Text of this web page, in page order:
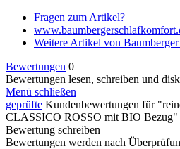
Fragen zum Artikel?
Weitere Artikel von
Bewertungen 0
Bewertungen lesen, schreiben und
Menü schließen
geprüfte Kundenbewertungen für
CLASSICO ROSSO mit BIO Bezug"
Bewertung schreiben
Bewertungen werden nach